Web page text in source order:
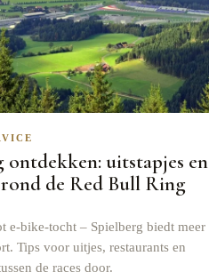
ontdekken: uitstapjes en
de Red Bull Ring
e-bike-tocht – Spielberg biedt meer
Tips voor uitjes, restaurants en
de races door.